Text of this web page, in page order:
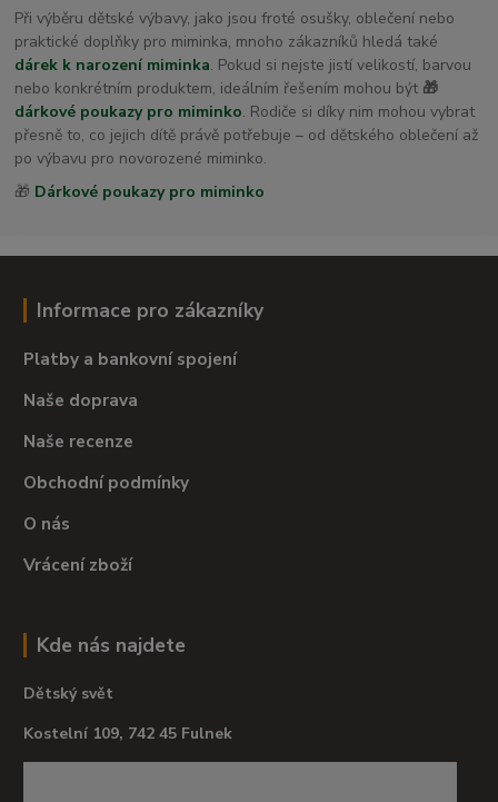
Při výběru dětské výbavy, jako jsou froté osušky, oblečení nebo
praktické doplňky pro miminka, mnoho zákazníků hledá také
dárek k narození miminka. Pokud si nejste jistí velikostí, barvou
nebo konkrétním produktem, ideálním řešením mohou být 🎁
dárkové poukazy pro miminko. Rodiče si díky nim mohou vybrat
přesně to, co jejich dítě právě potřebuje – od dětského oblečení až
po výbavu pro novorozené miminko.
🎁 Dárkové poukazy pro miminko
Informace pro zákazníky
Platby a bankovní spojení
Naše doprava
Naše recenze
Obchodní podmínky
O nás
Vrácení zboží
Kde nás najdete
Dětský svět
Kostelní 109, 742 45 Fulnek